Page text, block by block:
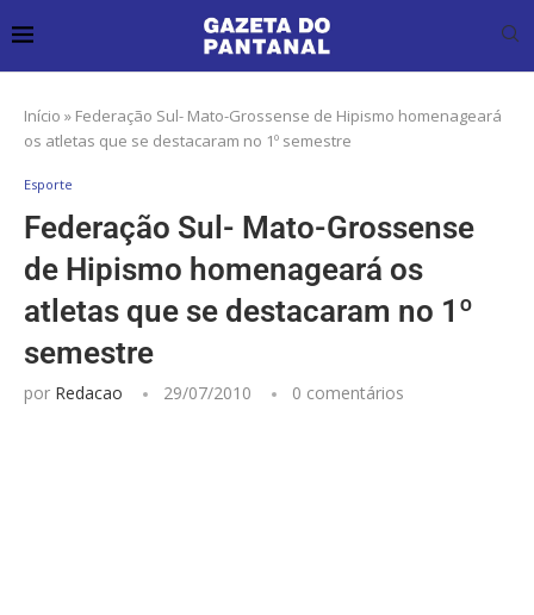
Início » Federação Sul- Mato-Grossense de Hipismo homenageará
os atletas que se destacaram no 1º semestre
Esporte
Federação Sul- Mato-Grossense
de Hipismo homenageará os
atletas que se destacaram no 1º
semestre
por Redacao 29/07/2010 0 comentários